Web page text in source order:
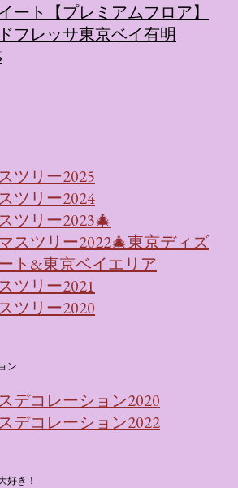
ート【プレミアムフロア】
フレッサ東京ベイ有明
ツリー2025
ツリー2024
ツリー2023🎄
スツリー2022🎄東京ディズ
ト&東京ベイエリア
ツリー2021
ツリー2020
ン
デコレーション2020
デコレーション2022
好き！